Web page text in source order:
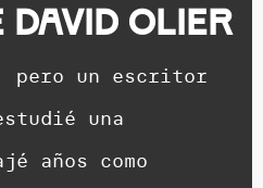
David Olier
un escritor
una
años como